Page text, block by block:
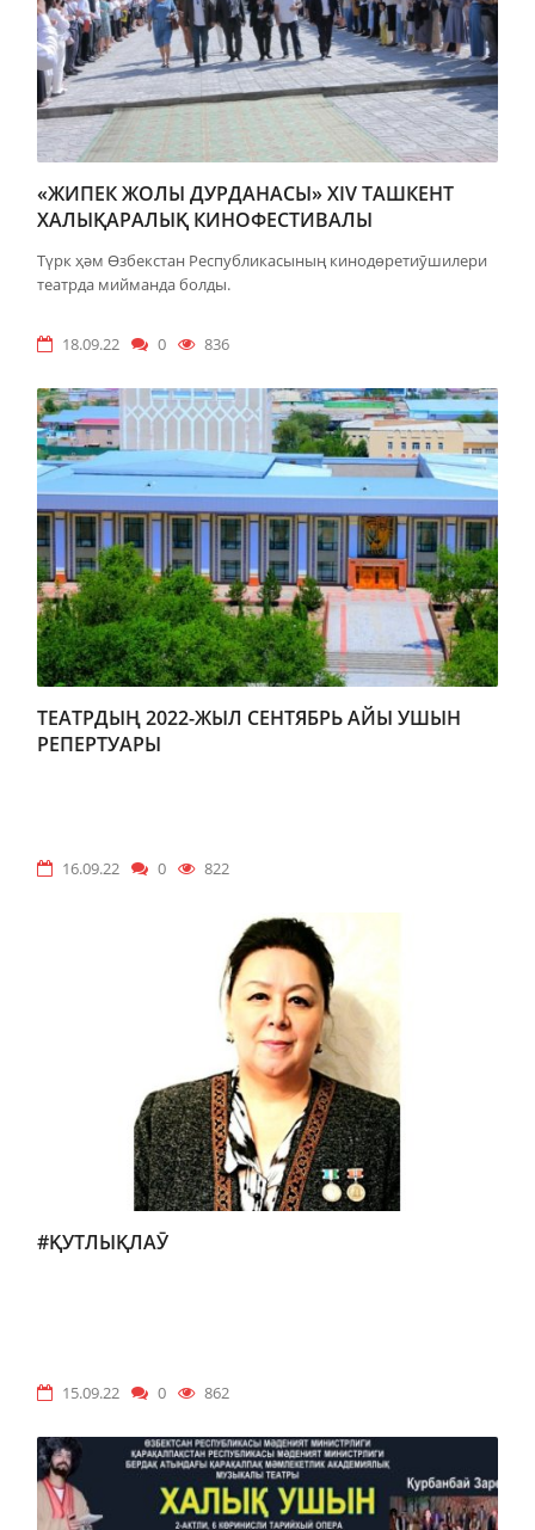
«ЖИПЕК ЖОЛЫ ДУРДАНАСЫ» XIV ТАШКЕНТ
ХАЛЫҚАРАЛЫҚ КИНОФЕСТИВАЛЫ
Түрк ҳәм Өзбекстан Республикасының кинодөретиӯшилери
театрда мийманда болды.
18.09.22 0 836
ТЕАТРДЫҢ 2022-ЖЫЛ СЕНТЯБРЬ АЙЫ УШЫН
РЕПЕРТУАРЫ
16.09.22 0 822
#ҚУТЛЫҚЛАӮ
15.09.22 0 862